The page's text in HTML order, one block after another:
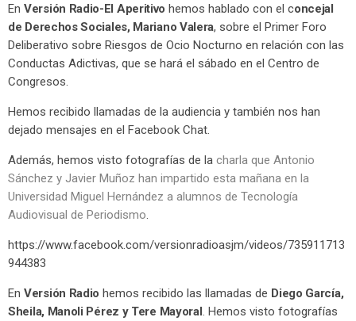
En Versión Radio-El Aperitivo hemos hablado con el concejal
de Derechos Sociales, Mariano Valera, sobre el Primer Foro
Deliberativo sobre Riesgos de Ocio Nocturno en relación con las
Conductas Adictivas, que se hará el sábado en el Centro de
Congresos.
Hemos recibido llamadas de la audiencia y también nos han
dejado mensajes en el Facebook Chat.
Además, hemos visto fotografías de la charla que Antonio
Sánchez y Javier Muñoz han impartido esta mañana en la
Universidad Miguel Hernández a alumnos de Tecnología
Audiovisual de Periodismo
https://www.facebook.com/versionradioasjm/videos/735911713
944383
En Versión Radio hemos recibido las llamadas de Diego García,
Sheila, Manoli Pérez y Tere Mayoral . Hemos visto fotografías